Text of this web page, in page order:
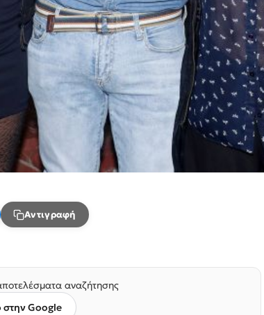
Αντιγραφή
αναζήτησης
Google